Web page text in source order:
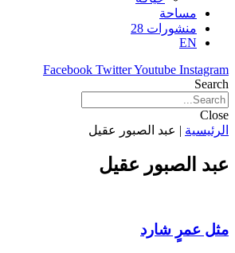
مساحة
منشورات 28
EN
Facebook TwitterYoutube Instagram
Search
Close
الرئيسية | عبد الصبور عقيل
عبد الصبور عقيل
مثل عمرٍ شارد